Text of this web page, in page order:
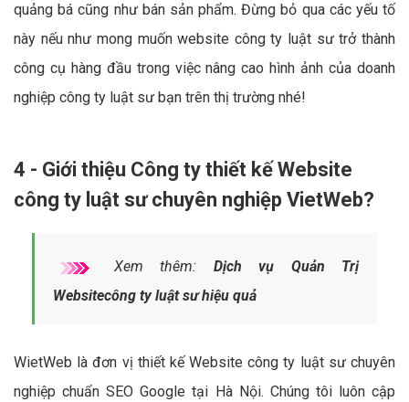
quảng bá cũng như bán sản phẩm. Đừng bỏ qua các yếu tố
này nếu như mong muốn website công ty luật sư trở thành
công cụ hàng đầu trong việc nâng cao hình ảnh của doanh
nghiệp công ty luật sư bạn trên thị trường nhé!
4 - Giới thiệu Công ty thiết kế Website
công ty luật sư chuyên nghiệp VietWeb?
Xem thêm: Dịch vụ Quản Trị
Websitecông ty luật sư hiệu quả
WietWeb là đơn vị thiết kế Website công ty luật sư chuyên
nghiệp chuẩn SEO Google tại Hà Nội. Chúng tôi luôn cập